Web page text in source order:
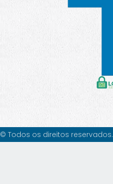
© Todos os direitos reservados.